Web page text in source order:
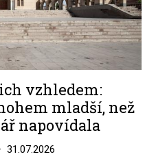
vzhledem:
mladší, než
napovídala
31.07.2026